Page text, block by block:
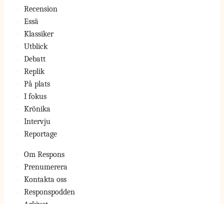
Recension
Essä
Klassiker
Utblick
Debatt
Replik
På plats
I fokus
Krönika
Intervju
Reportage
Om Respons
Prenumerera
Kontakta oss
Responspodden